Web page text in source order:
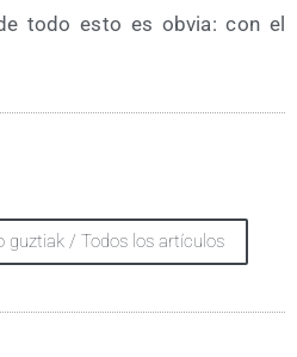
todo esto es obvia: con el
guztiak / Todos los artículos